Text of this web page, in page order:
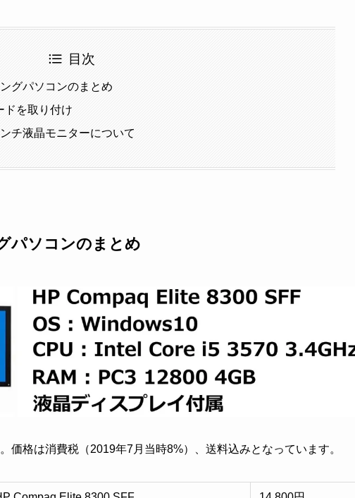
目次
グパソコンのまとめ
ドを取り付け
チ液晶モニターについて
パソコンのまとめ
価格は消費税（2019年7月当時8%）、送料込みとなっています。